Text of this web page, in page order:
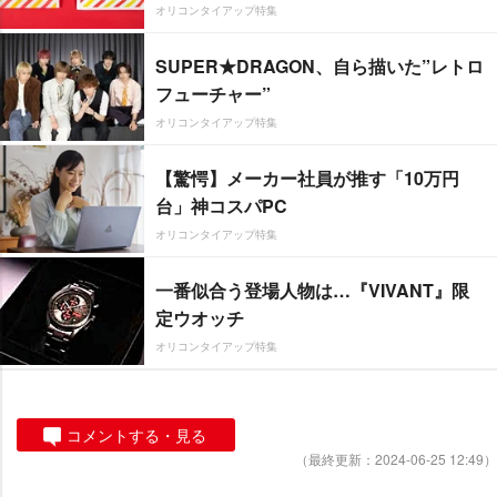
オリコンタイアップ特集
SUPER★DRAGON、自ら描いた”レトロ
フューチャー”
オリコンタイアップ特集
【驚愕】メーカー社員が推す「10万円
台」神コスパPC
オリコンタイアップ特集
一番似合う登場人物は…『VIVANT』限
定ウオッチ
オリコンタイアップ特集
コメントする・見る
（最終更新：2024-06-25 12:49）